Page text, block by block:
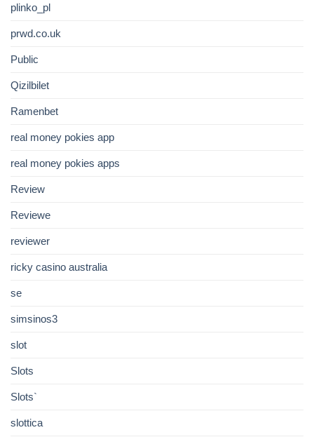
plinko_pl
prwd.co.uk
Public
Qizilbilet
Ramenbet
real money pokies app
real money pokies apps
Review
Reviewe
reviewer
ricky casino australia
se
simsinos3
slot
Slots
Slots`
slottica